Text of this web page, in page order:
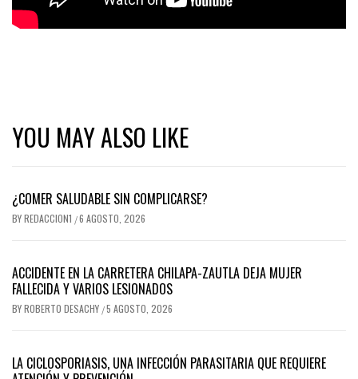
YOU MAY ALSO LIKE
¿COMER SALUDABLE SIN COMPLICARSE?
BYREDACCION1 /6 AGOSTO, 2026
ACCIDENTE EN LA CARRETERA CHILAPA-ZAUTLA DEJA MUJER
FALLECIDA Y VARIOS LESIONADOS
BYROBERTO DESACHY /5 AGOSTO, 2026
LA CICLOSPORIASIS, UNA INFECCIÓN PARASITARIA QUE REQUIERE